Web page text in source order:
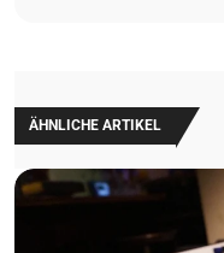
ÄHNLICHE ARTIKEL